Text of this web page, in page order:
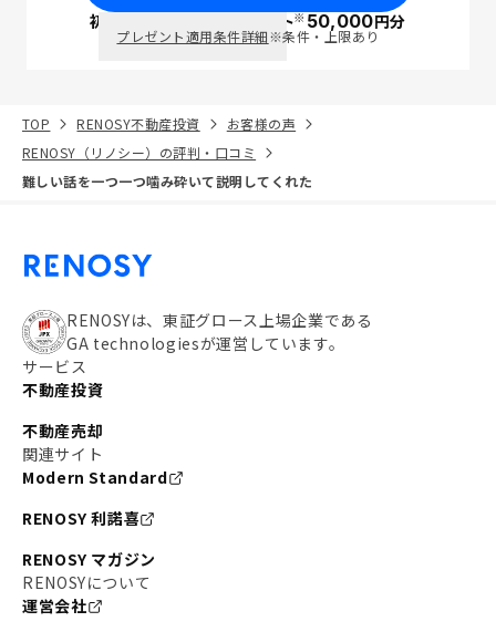
初回面談で ポイント※50,000円分
プレゼント適用条件詳細※条件・上限あり
TOP RENOSY不動産投資
お客様の声
RENOSY（リノシー）の評判・口コミ
難しい話を一つ一つ噛み砕いて説明してくれた
RENOSYは、東証グロース上場企業である
GA technologiesが運営しています。
サービス
不動産投資
不動産売却
関連サイト
Modern Standard
RENOSY 利諾喜
RENOSY マガジン
RENOSYについて
運営会社